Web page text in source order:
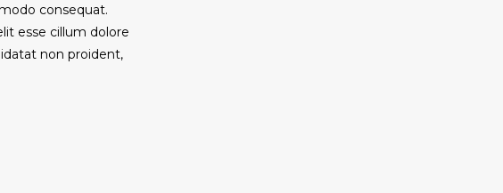
consequat.
esse cillum dolore
non proident,